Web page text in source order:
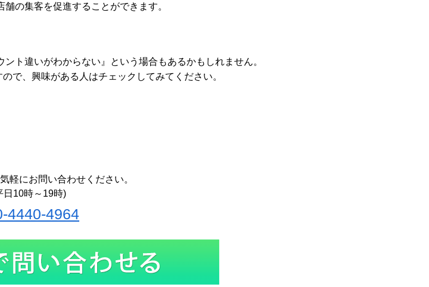
の集客を促進することができます。
ト違いがわからない』という場合もあるかもしれません。
で、興味がある人はチェックしてみてください。
軽にお問い合わせください。
日10時～19時)
4440-4964